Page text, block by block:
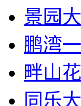
景园
鹏湾
畔山
同乐